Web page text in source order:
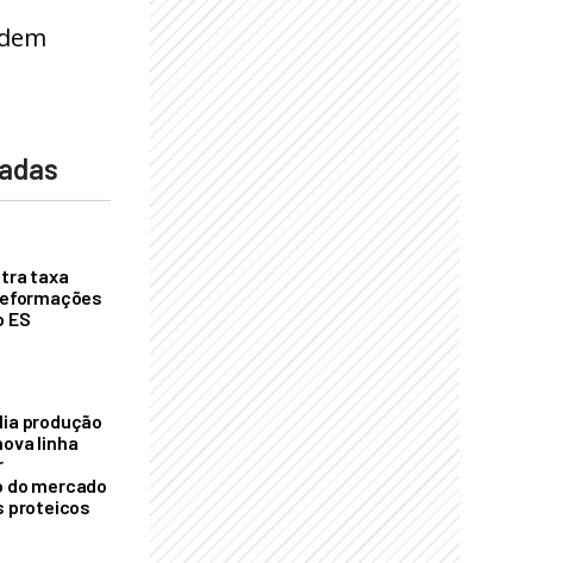
taxa
ES
produção
linha
mercado
proteicos